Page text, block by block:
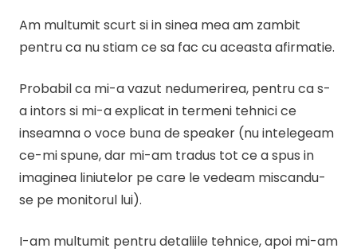
Am multumit scurt si in sinea mea am zambit
pentru ca nu stiam ce sa fac cu aceasta afirmatie.
Probabil ca mi-a vazut nedumerirea, pentru ca s-
a intors si mi-a explicat in termeni tehnici ce
inseamna o voce buna de speaker (nu intelegeam
ce-mi spune, dar mi-am tradus tot ce a spus in
imaginea liniutelor pe care le vedeam miscandu-
se pe monitorul lui).
I-am multumit pentru detaliile tehnice, apoi mi-am